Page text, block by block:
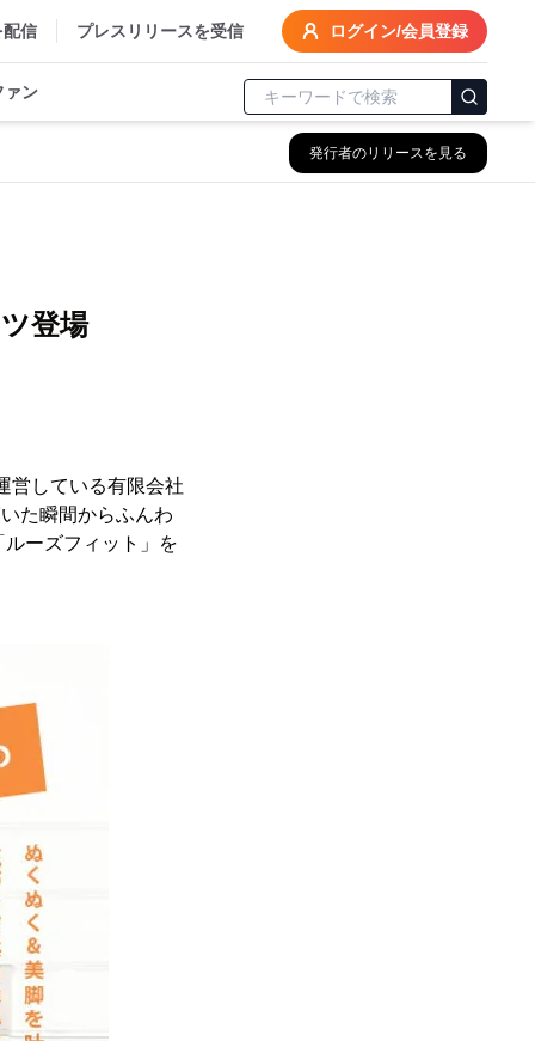
配信 プレスリリースを受信 ログイン/会員登録
ァン
発行者のリリースを見る
登場
営している有限会社
た瞬間からふんわ
ーズフィット」を